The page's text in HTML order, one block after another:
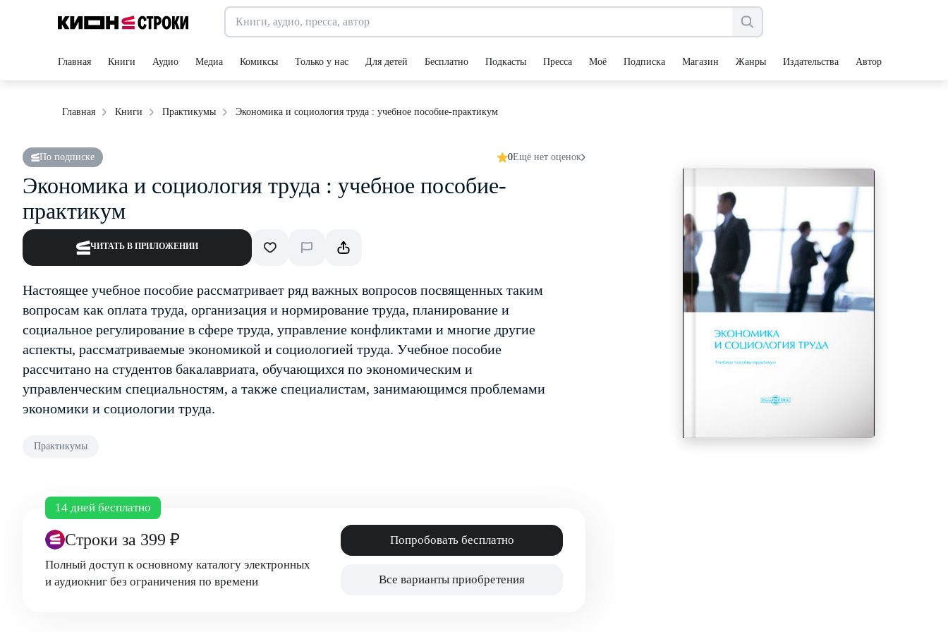
Главная Книги Аудио Медиа Комиксы Только у нас Для детей Бесплатно Подкасты Пресса Моё Подписка Магазин Жанры Издательства Авторы
Главная Книги Практикумы Экономика и социология труда : учебное пособие-практикум
По подписке 0Ещё нет оценок
Экономика и социология труда : учебное пособие-
практикум
ЧИТАТЬ В ПРИЛОЖЕНИИ
Настоящее учебное пособие рассматривает ряд важных вопросов посвященных таким
вопросам как оплата труда, организация и нормирование труда, планирование и
социальное регулирование в сфере труда, управление конфликтами и многие другие
аспекты, рассматриваемые экономикой и социологией труда. Учебное пособие
рассчитано на студентов бакалавриата, обучающихся по экономическим и
управленческим специальностям, а также специалистам, занимающимся проблемами
экономики и социологии труда.
Практикумы
14 дней бесплатно
Строки за 399 ₽
Полный доступ к основному каталогу электронных
и аудиокниг без ограничения по времени
Попробовать бесплатно
Все варианты приобретения